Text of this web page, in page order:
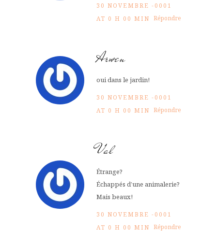
30 NOVEMBRE -0001
AT 0 H 00 MIN Répondre
Arwen
oui dans le jardin!
30 NOVEMBRE -0001
AT 0 H 00 MIN Répondre
Val
Étrange?
Échappés d’une animalerie?
Mais beaux!
30 NOVEMBRE -0001
AT 0 H 00 MIN Répondre